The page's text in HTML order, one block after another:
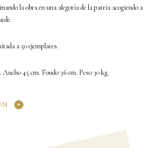
la obra en una alegoría de la patria acogiendo a
a 50 ejemplares.
45 cm. Fondo 36 cm. Peso 30 kg.